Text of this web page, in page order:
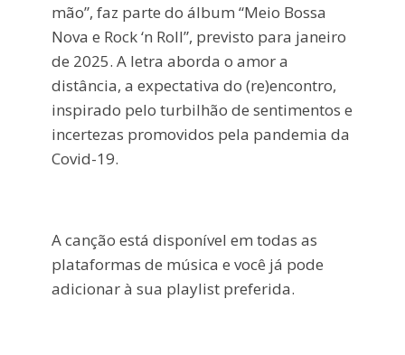
mão”, faz parte do álbum “Meio Bossa
Nova e Rock ‘n Roll”, previsto para janeiro
de 2025. A letra aborda o amor a
distância, a expectativa do (re)encontro,
inspirado pelo turbilhão de sentimentos e
incertezas promovidos pela pandemia da
Covid-19.
A canção está disponível em todas as
plataformas de música e você já pode
adicionar à sua playlist preferida.